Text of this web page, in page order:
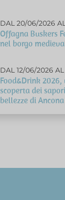
DAL 20/06/2026
Offagna Buskers
nel borgo
DAL 12/06/2026
Food&Drink
scoperta dei
bellezze di Ancona